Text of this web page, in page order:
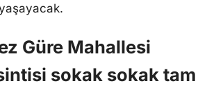
Güre Mahallesi
sokak sokak tam